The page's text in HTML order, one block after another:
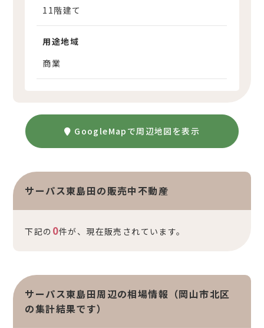
11階建て
用途地域
商業
GoogleMapで周辺地図を表示
サーパス東島田の販売中不動産
下記の 0件が、現在販売されています。
サーパス東島田周辺の相場情報（岡山市北区
の集計結果です）